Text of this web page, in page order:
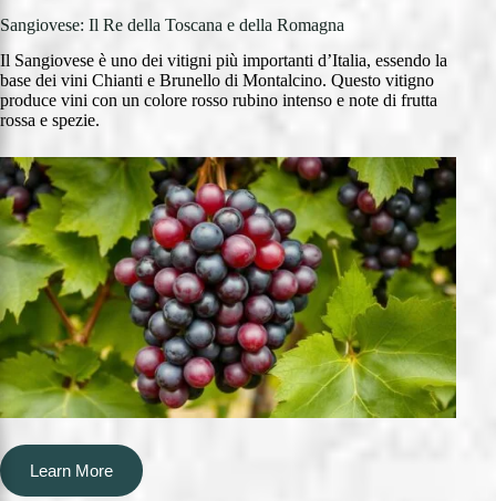
Sangiovese: Il Re della Toscana e della Romagna
Il Sangiovese è uno dei vitigni più importanti d’Italia, essendo la
base dei vini Chianti e Brunello di Montalcino. Questo vitigno
produce vini con un colore rosso rubino intenso e note di frutta
rossa e spezie.
Learn More